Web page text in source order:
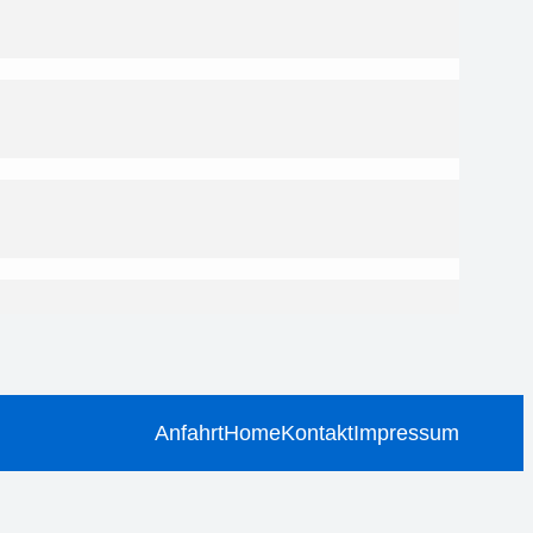
AnfahrtHomeKontaktImpressum